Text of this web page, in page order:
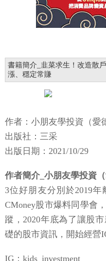
書籍簡介_韭菜求生！改造散
漲、穩定常賺
作者：小朋友學投資（愛
出版社：三采
出版日期：2021/10/29
作者簡介_小朋友學投資
3位好朋友分別於2019
CMoney股市爆料同學會
蹤，2020年底為了讓股
礎的股市資訊，開始經營
IG：kids_investment_